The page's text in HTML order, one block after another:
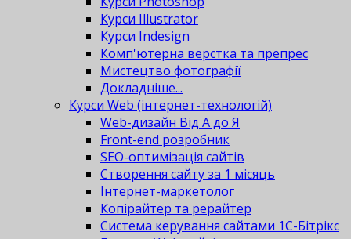
Курси Illustrator
Курси Indesign
Комп'ютерна верстка та препрес
Мистецтво фотографії
Докладніше...
Курси Web (інтернет-технологій)
Web-дизайн Від А до Я
Front-end розробник
SEO-оптимізація сайтів
Створення сайту за 1 місяць
Інтернет-маркетолог
Копірайтер та рерайтер
Система керування сайтами 1С-Бітрікс